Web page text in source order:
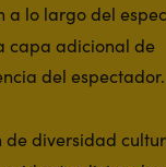
a lo largo del
capa adicional de
del espectador.
de diversidad